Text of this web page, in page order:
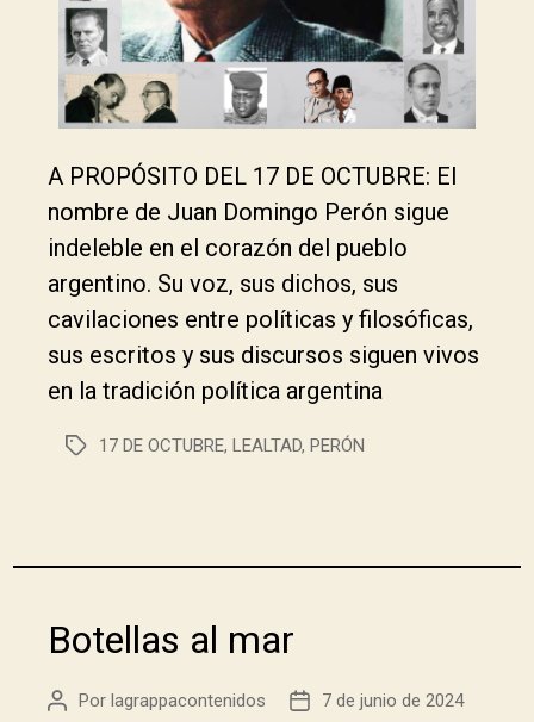
A PROPÓSITO DEL 17 DE OCTUBRE: El
nombre de Juan Domingo Perón sigue
indeleble en el corazón del pueblo
argentino. Su voz, sus dichos, sus
cavilaciones entre políticas y filosóficas,
sus escritos y sus discursos siguen vivos
en la tradición política argentina
17 DE OCTUBRE, LEALTAD, PERÓN
Botellas al mar
Por lagrappacontenidos 7 de junio de 2024